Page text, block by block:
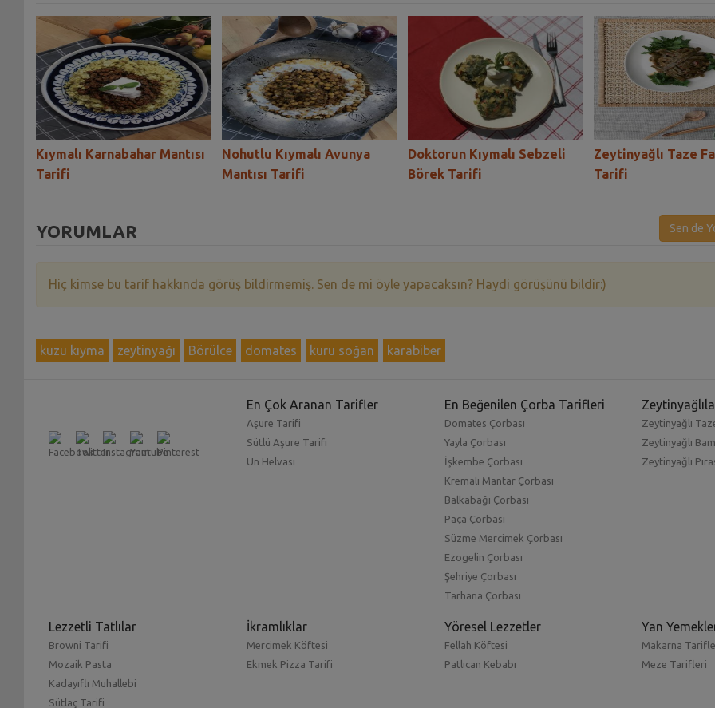
Kıymalı Karnabahar Mantısı
Tarifi
Nohutlu Kıymalı Avunya
Mantısı Tarifi
Doktorun Kıymalı Sebzeli
Börek Tarifi
Zeytinyağlı Taze
Tarifi
YORUMLAR Sen de
Hiç kimse bu tarif hakkında görüş bildirmemiş. Sen de mi öyle yapacaksın? Haydi görüşünü bildir:)
kuzu kıyma zeytinyağı Börülce domates kuru soğan karabiber
En Çok Aranan Tarifler
Aşure Tarifi
Sütlü Aşure Tarifi
Un Helvası
En Beğenilen Çorba Tarifleri
Domates Çorbası
Yayla Çorbası
İşkembe Çorbası
Kremalı Mantar Çorbası
Balkabağı Çorbası
Paça Çorbası
Süzme Mercimek Çorbası
Ezogelin Çorbası
Şehriye Çorbası
Tarhana Çorbası
Zeytinyağlı
Zeytinyağlı
Zeytinyağlı
Lezzetli Tatlılar
Browni Tarifi
Mozaik Pasta
Kadayıflı Muhallebi
Sütlaç Tarifi
İkramlıklar
Mercimek Köftesi
Ekmek Pizza Tarifi
Yöresel Lezzetler
Fellah Köftesi
Patlıcan Kebabı
Yan
Makarna
Meze Tarifleri